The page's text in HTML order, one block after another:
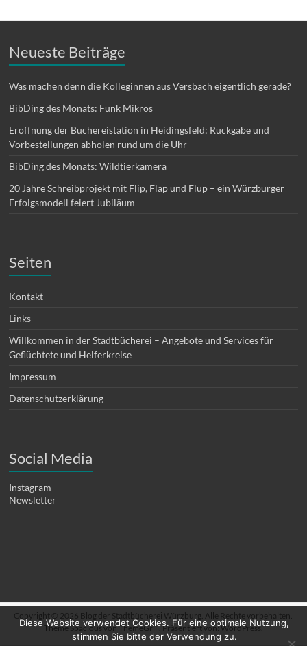
Neueste Beiträge
Was machen denn die Kolleginnen aus Versbach eigentlich gerade?
BibDing des Monats: Funk Mikros
Eröffnung der Büchereistation in Heidingsfeld: Rückgabe und
Vorbestellungen abholen rund um die Uhr
BibDing des Monats: Wildtierkamera
20 Jahre Schreibprojekt mit Flip, Flap und Flup – ein Würzburger
Erfolgsmodell feiert Jubiläum
Seiten
Kontakt
Links
Willkommen in der Stadtbücherei – Angebote und Services für
Geflüchtete und Helferkreise
Impressum
Datenschutzerklärung
Social Media
Instagram
Newsletter
Copyright © 2026 Blog der Stadtbücherei Würzburg. Alle Rechte vorbehalten.
ThemeSpaciousvon ThemeGrill. Präsentiert von:WordPress.
Diese Website verwendet Cookies. Für eine optimale Nutzung,
stimmen Sie bitte der Verwendung zu.